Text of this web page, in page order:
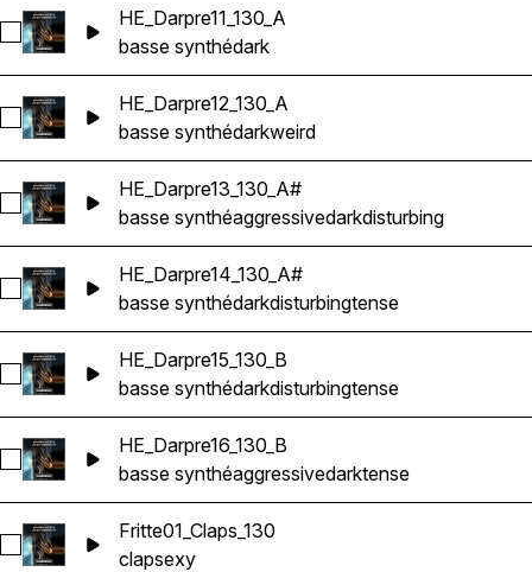
Sélectionnez HE_Darpre11_130_A
HE_Darpre11_130_A
basse synthédark
Sélectionnez HE_Darpre12_130_A
HE_Darpre12_130_A
basse synthédarkweird
Sélectionnez HE_Darpre13_130_A#
HE_Darpre13_130_A#
basse synthéaggressivedarkdisturbing
Sélectionnez HE_Darpre14_130_A#
HE_Darpre14_130_A#
basse synthédarkdisturbingtense
Sélectionnez HE_Darpre15_130_B
HE_Darpre15_130_B
basse synthédarkdisturbingtense
Sélectionnez HE_Darpre16_130_B
HE_Darpre16_130_B
basse synthéaggressivedarktense
Sélectionnez Fritte01_Claps_130
Fritte01_Claps_130
clapsexy